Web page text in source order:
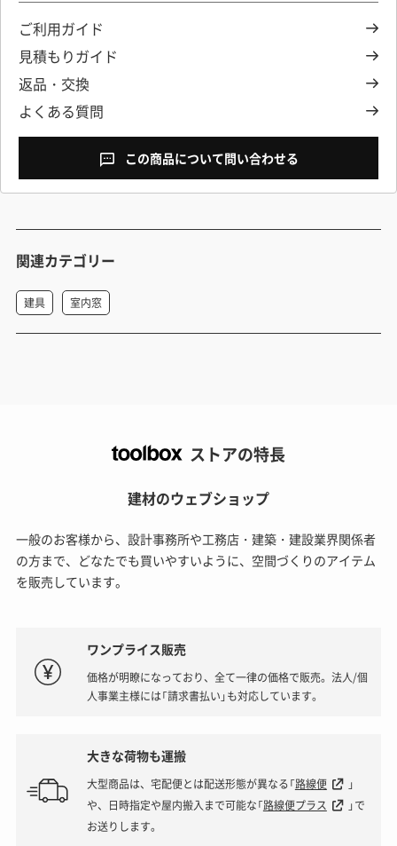
ご利用ガイド
見積もりガイド
返品・交換
よくある質問
この商品について問い合わせる
関連カテゴリー
建具 室内窓
ストアの特長
建材のウェブショップ
一般のお客様から、設計事務所や工務店・建築・建設業界関係者
の方まで、どなたでも買いやすいように、空間づくりのアイテム
を販売しています。
ワンプライス販売
価格が明瞭になっており、全て一律の価格で販売。法人/個
人事業主様には「請求書払い」も対応しています。
大きな荷物も運搬
大型商品は、宅配便とは配送形態が異なる「路線便
」
や、日時指定や屋内搬入まで可能な「路線便プラス
」で
お送りします。